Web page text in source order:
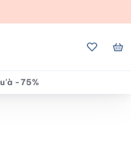
Mes
-75%